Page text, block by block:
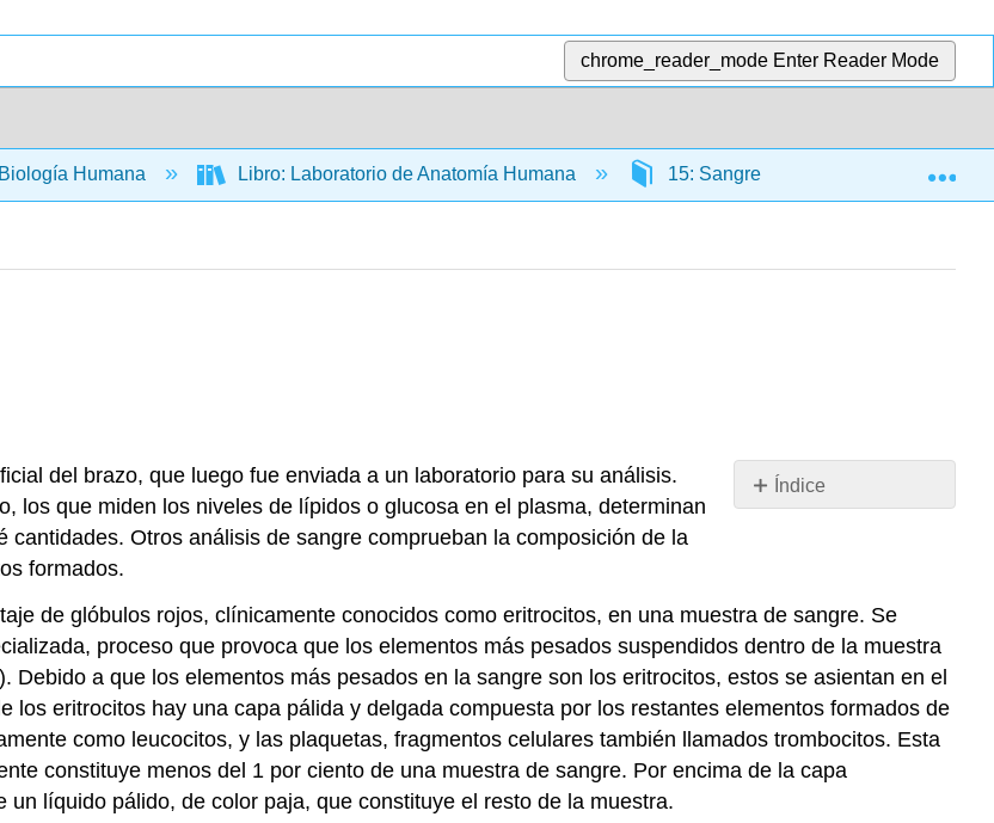
chrome_reader_mode Enter Reader Mode
Biología Humana Libro: Laboratorio de Anatomía Humana 15: Sangre 15.1:
Índice
Sin
del brazo, que luego fue enviada a un laboratorio para su análisis.
los que miden los niveles de lípidos o glucosa en el plasma, determinan
Otros análisis de sangre comprueban la composición de la
formados.
de glóbulos rojos, clínicamente conocidos como eritrocitos, en una muestra de sangre. Se
proceso que provoca que los elementos más pesados suspendidos dentro de la muestra
). Debido a que los elementos más pesados en la sangre son los eritrocitos, estos se asientan en el
los eritrocitos hay una capa pálida y delgada compuesta por los restantes elementos formados de
como leucocitos, y las plaquetas, fragmentos celulares también llamados trombocitos. Esta
constituye menos del 1 por ciento de una muestra de sangre. Por encima de la capa
líquido pálido, de color paja, que constituye el resto de la muestra.